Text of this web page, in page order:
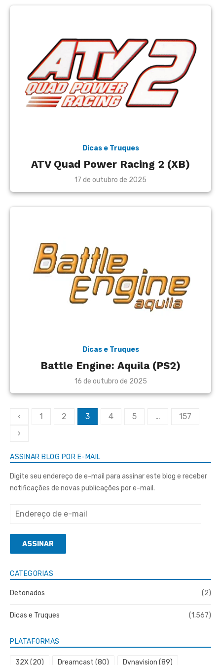
Dicas e Truques
ATV Quad Power Racing 2 (XB)
Posted
17 de outubro de 2025
Dicas e Truques
Battle Engine: Aquila (PS2)
Posted
16 de outubro de 2025
Paginação
de
‹ 1 2 3 4 5 …
157
›
ASSINAR BLOG POR E-MAIL
Digite seu endereço de e-mail para assinar este blog e receber
notificações de novas publicações por e-mail.
Endereço
e-
mailASSINAR
CATEGORIAS
Detonados (2)
Dicas e Truques (1.567)
PLATAFORMAS
32X(20) Dreamcast (80) Dynavision (89)